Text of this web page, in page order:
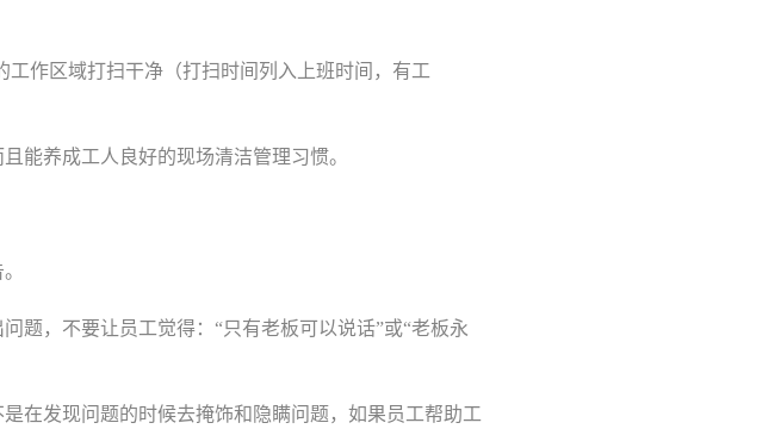
作区域打扫干净（打扫时间列入上班时间，有工
能养成工人良好的现场清洁管理习惯。
题，不要让员工觉得：“只有老板可以说话”或“老板永
在发现问题的时候去掩饰和隐瞒问题，如果员工帮助工